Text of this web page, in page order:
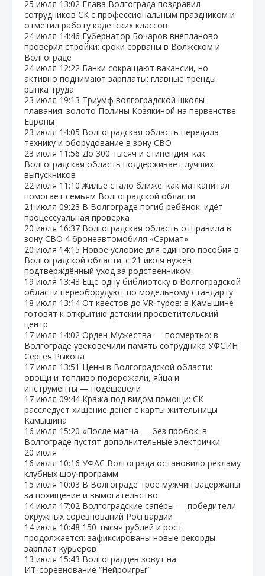
25 июля 13:02 Глава Волгограда поздравил
сотрудников СК с профессиональным праздником и
отметил работу кадетских классов
24 июля 14:46 Губернатор Бочаров внепланово
проверил стройки: сроки сорваны в Волжском и
Волгограде
24 июля 12:22 Банки сокращают вакансии, но
активно поднимают зарплаты: главные тренды
рынка труда
23 июля 19:13 Триумф волгоградской школы
плавания: золото Полины Козякиной на первенстве
Европы
23 июля 14:05 Волгоградская область передала
технику и оборудование в зону СВО
23 июля 11:56 До 300 тысяч и стипендия: как
Волгоградская область поддерживает лучших
выпускников
22 июля 11:10 Жильё стало ближе: как маткапитал
помогает семьям Волгоградской области
21 июля 09:23 В Волгограде погиб ребёнок: идёт
процессуальная проверка
20 июля 16:37 Волгоградская область отправила в
зону СВО 4 бронеавтомобиля «Сармат»
20 июля 14:15 Новое условие для единого пособия в
Волгоградской области: с 21 июля нужен
подтверждённый уход за родственником
19 июля 13:43 Ещё одну библиотеку в Волгоградской
области переоборудуют по модельному стандарту
18 июля 13:14 От квестов до VR‑туров: в Камышине
готовят к открытию детский просветительский
центр
17 июля 14:02 Орден Мужества — посмертно: в
Волгограде увековечили память сотрудника УФСИН
Сергея Рыкова
17 июля 13:51 Цены в Волгоградской области:
овощи и топливо подорожали, яйца и
инструменты — подешевели
17 июля 09:44 Кража под видом помощи: СК
расследует хищение денег с карты жительницы
Камышина
16 июля 15:20 «После матча — без пробок: в
Волгограде пустят дополнительные электрички
20 июля
16 июля 10:16 УФАС Волгограда остановило рекламу
клубных шоу‑программ
15 июля 10:03 В Волгограде трое мужчин задержаны
за похищение и вымогательство
14 июля 17:02 Волгоградские сапёры — победители
окружных соревнований Росгвардии
14 июля 10:48 150 тысяч рублей и рост
продолжается: зафиксированы новые рекорды
зарплат курьеров
13 июля 15:43 Волгоградцев зовут на
ИТ‑соревнование “Нейроигры”